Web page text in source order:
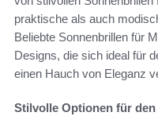
praktische als auch
Beliebte Sonnenbrillen für
Designs, die sich ideal für
einen Hauch von Eleganz
Stilvolle Optionen für